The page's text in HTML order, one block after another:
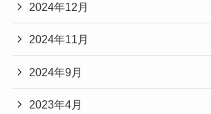
2024年12月
2024年11月
2024年9月
2023年4月